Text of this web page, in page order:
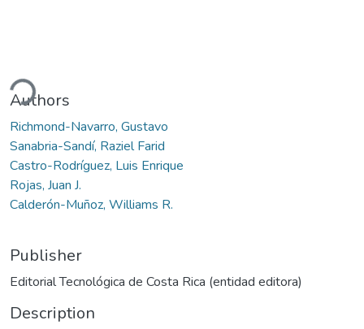
Authors
Richmond-Navarro, Gustavo
Sanabria-Sandí, Raziel Farid
Castro-Rodríguez, Luis Enrique
Rojas, Juan J.
Calderón-Muñoz, Williams R.
Publisher
Editorial Tecnológica de Costa Rica (entidad editora)
Description